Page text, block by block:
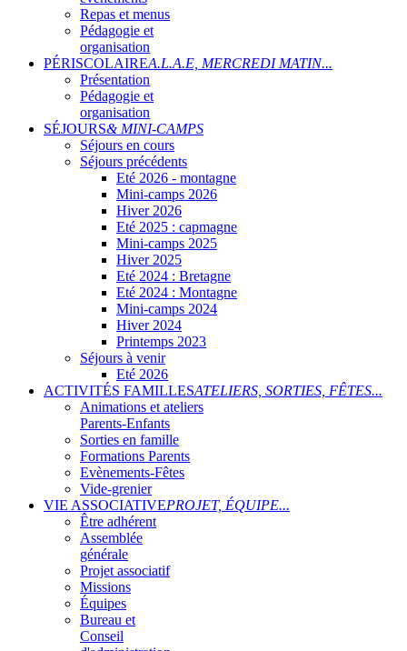
Repas et menus
Pédagogie et
organisation
PÉRISCOLAIREA.L.A.E, MERCREDI MATIN...
Présentation
Pédagogie et
organisation
SÉJOURS& MINI-CAMPS
Séjours en cours
Séjours précédents
Eté 2026 - montagne
Mini-camps 2026
Hiver 2026
Eté 2025 : capmagne
Mini-camps 2025
Hiver 2025
Eté 2024 : Bretagne
Eté 2024 : Montagne
Mini-camps 2024
Hiver 2024
Printemps 2023
Séjours à venir
Eté 2026
ACTIVITÉS FAMILLESATELIERS, SORTIES, FÊTES...
Animations et ateliers
Parents-Enfants
Sorties en famille
Formations Parents
Evènements-Fêtes
Vide-grenier
VIE ASSOCIATIVEPROJET, ÉQUIPE...
Être adhérent
Assemblée
générale
Projet associatif
Missions
Équipes
Bureau et
Conseil